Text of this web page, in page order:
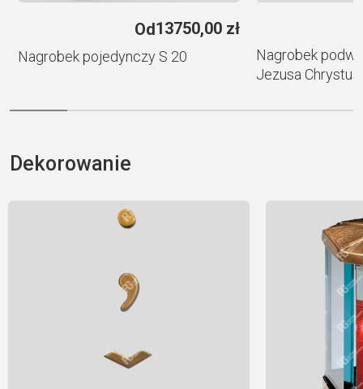
Od13750,00 zł
Nagrobek pojedynczy S 20
Nagrobek
Jezusa
Dekorowanie